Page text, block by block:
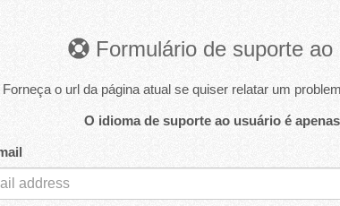
Formulário de suporte ao
Forneça o url da página atual se quiser relatar um
O idioma de suporte ao usuário é